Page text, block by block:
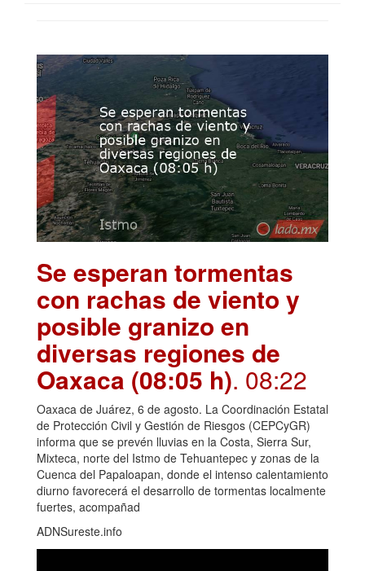
Se esperan tormentas
con rachas de viento y
posible granizo en
diversas regiones de
Oaxaca (08:05 h). 08:22
Oaxaca de Juárez, 6 de agosto. La Coordinación Estatal
de Protección Civil y Gestión de Riesgos (CEPCyGR)
informa que se prevén lluvias en la Costa, Sierra Sur,
Mixteca, norte del Istmo de Tehuantepec y zonas de la
Cuenca del Papaloapan, donde el intenso calentamiento
diurno favorecerá el desarrollo de tormentas localmente
fuertes, acompañad
ADNSureste.info